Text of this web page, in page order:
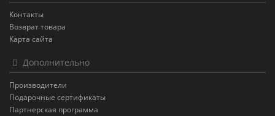
Контакты
Возврат товара
Карта сайта
Дополнительно
Производители
Подарочные сертификаты
Партнерская программа